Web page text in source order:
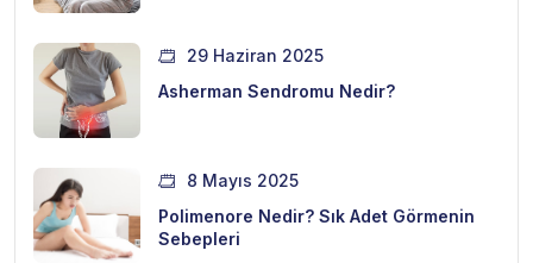
29 Haziran 2025
Asherman Sendromu Nedir?
8 Mayıs 2025
Polimenore Nedir? Sık Adet Görmenin
Sebepleri